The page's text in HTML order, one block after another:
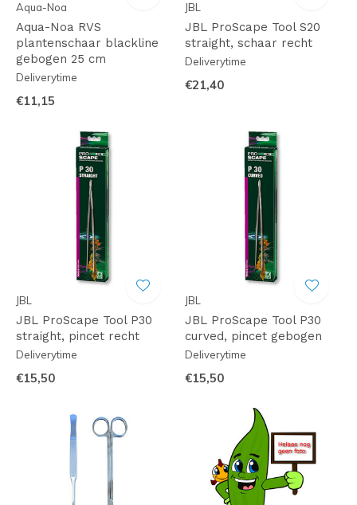
Aqua-Noa
Aqua-Noa RVS
plantenschaar blackline
gebogen 25 cm
Deliverytime
€11,15
JBL
JBL ProScape Tool S20
straight, schaar recht
Deliverytime
€21,40
JBL
JBL ProScape Tool P30
straight, pincet recht
Deliverytime
€15,50
JBL
JBL ProScape Tool P30
curved, pincet gebogen
Deliverytime
€15,50